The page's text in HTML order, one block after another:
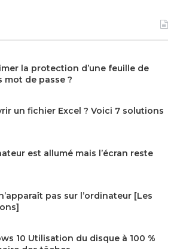
la protection d’une feuille de
mot de passe ?
un fichier Excel ? Voici 7 solutions
est allumé mais l’écran reste
pas sur l’ordinateur [Les
10 Utilisation du disque à 100 %